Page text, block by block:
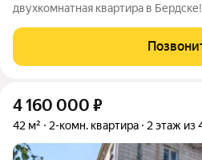
двухкомнатная квартира в Бердске! Этот
цене. Квартира расположена в
Микрорайон, д. 18. Дом построен в
4 160 000 ₽
42 м² 2-комн. квартира 2 этаж из